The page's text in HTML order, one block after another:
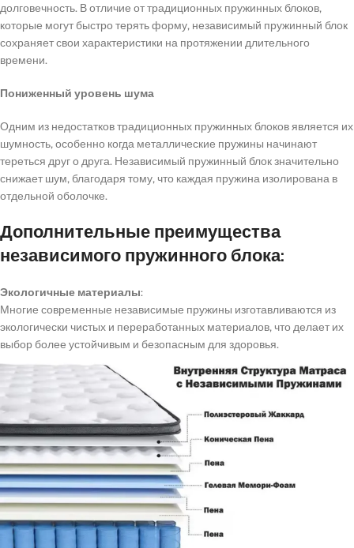
долговечность. В отличие от традиционных пружинных блоков,
которые могут быстро терять форму, независимый пружинный блок
сохраняет свои характеристики на протяжении длительного
времени.
Пониженный уровень шума
Одним из недостатков традиционных пружинных блоков является их
шумность, особенно когда металлические пружины начинают
тереться друг о друга. Независимый пружинный блок значительно
снижает шум, благодаря тому, что каждая пружина изолирована в
отдельной оболочке.
Дополнительные преимущества
независимого пружинного блока:
Экологичные материалы:
Многие современные независимые пружины изготавливаются из
экологически чистых и переработанных материалов, что делает их
выбор более устойчивым и безопасным для здоровья.